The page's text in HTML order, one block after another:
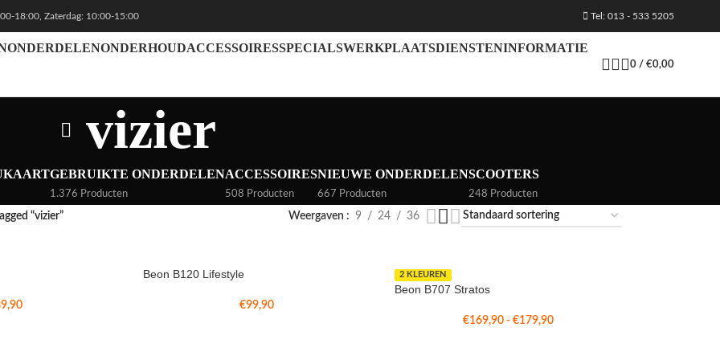
18:00, Zaterdag: 10:00-15:00 Tel: 013 - 533 5205
ONDERDELENONDERHOUDACCESSOIRESSPECIALSWERKPLAATSDIENSTENINFORMATIE
0 / €0,00
vizier
GEBRUIKTE ONDERDELEN
1.376 Producten
ACCESSOIRES
508 Producten
NIEUWE ONDERDELEN
667 Producten
SCOOTERS
248 Producten
“vizier” Weergaven 9 24 36
Beon B120 Lifestyle
€99,90
2 KLEUREN
Beon B707 Stratos
€169,90 - €179,90